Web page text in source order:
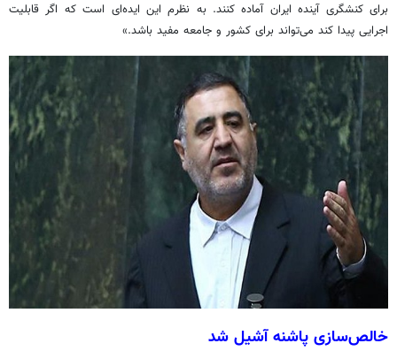
برای کنشگری آینده ایران آماده کنند. به نظرم این ایده‌ای است که اگر قابلیت
اجرایی پیدا کند می‌تواند برای کشور و جامعه مفید باشد.»
خالص‌سازی پاشنه آشیل شد